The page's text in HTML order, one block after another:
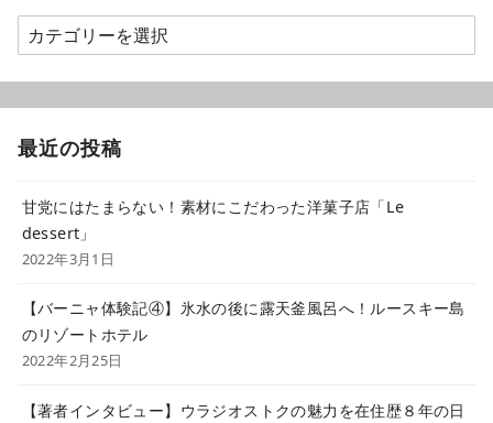
最近の投稿
甘党にはたまらない！素材にこだわった洋菓子店「Le
dessert」
2022年3月1日
【バーニャ体験記④】氷水の後に露天釜風呂へ！ルースキー島
のリゾートホテル
2022年2月25日
【著者インタビュー】ウラジオストクの魅力を在住歴８年の日